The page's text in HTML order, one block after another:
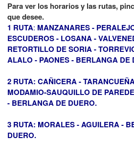
Para ver los horarios y las rutas,
que desee.
1 RUTA: MANZANARES -
ESCUDEROS - LOSANA -
RETORTILLO DE SORIA -
ALALO - PAONES - BERLANGA DE
2 RUTA: CAÑICERA -
MODAMIO-SAUQUILLO DE
- BERLANGA DE DUERO.
3 RUTA: MORALES - AGUILERA -
DUERO.